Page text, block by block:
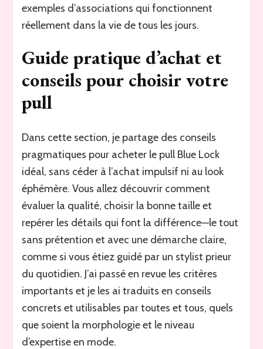
exemples d’associations qui fonctionnent
réellement dans la vie de tous les jours.
Guide pratique d’achat et
conseils pour choisir votre
pull
Dans cette section, je partage des conseils
pragmatiques pour acheter le pull Blue Lock
idéal, sans céder à l’achat impulsif ni au look
éphémère. Vous allez découvrir comment
évaluer la qualité, choisir la bonne taille et
repérer les détails qui font la différence—le tout
sans prétention et avec une démarche claire,
comme si vous étiez guidé par un stylist prieur
du quotidien. J’ai passé en revue les critères
importants et je les ai traduits en conseils
concrets et utilisables par toutes et tous, quels
que soient la morphologie et le niveau
d’expertise en mode.